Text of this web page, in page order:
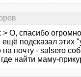
> О, спасибо
ещё подсказал этих
почту - salsero
найти маму-